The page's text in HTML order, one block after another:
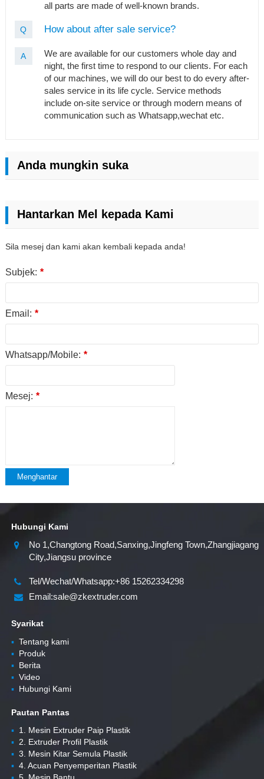
all parts are made of well-known brands.
Q How about after sale service?
A
We are available for our customers whole day and
night, the first time to respond to our clients. For each
of our machines, we will do our best to do every after-
sales service in its life cycle. Service methods
include on-site service or through modern means of
communication such as Whatsapp,wechat etc.
Anda mungkin suka
Hantarkan Mel kepada Kami
Sila mesej dan kami akan kembali kepada anda!
Subjek: *
Email: *
Whatsapp/Mobile: *
Mesej: *
Menghantar
Hubungi Kami
No 1,Changtong Road,Sanxing,Jingfeng Town,Zhangjiagang
City,Jiangsu province
Tel/Wechat/Whatsapp:+86 15262334298
Email:sale@zkextruder.com
Syarikat
▪Tentang kami
▪Produk
▪Berita
▪Video
▪Hubungi Kami
Pautan Pantas
▪1. Mesin Extruder Paip Plastik
▪2. Extruder Profil Plastik
▪3. Mesin Kitar Semula Plastik
▪4. Acuan Penyemperitan Plastik